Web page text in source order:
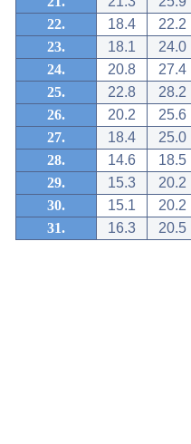
22.
18.4
22.2
23.
18.1
24.0
24.
20.8
27.4
25.
22.8
28.2
26.
20.2
25.6
27.
18.4
25.0
28.
14.6
18.5
29.
15.3
20.2
30.
15.1
20.2
31.
16.3 20.5